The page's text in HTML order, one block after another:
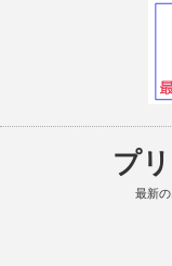
プ
最新